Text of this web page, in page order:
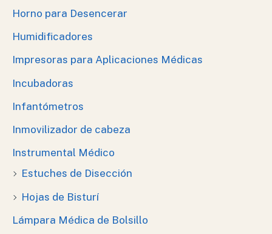
Horno para Desencerar
Humidificadores
Impresoras para Aplicaciones Médicas
Incubadoras
Infantómetros
Inmovilizador de cabeza
Instrumental Médico
Estuches de Disección
Hojas de Bisturí
Lámpara Médica de Bolsillo